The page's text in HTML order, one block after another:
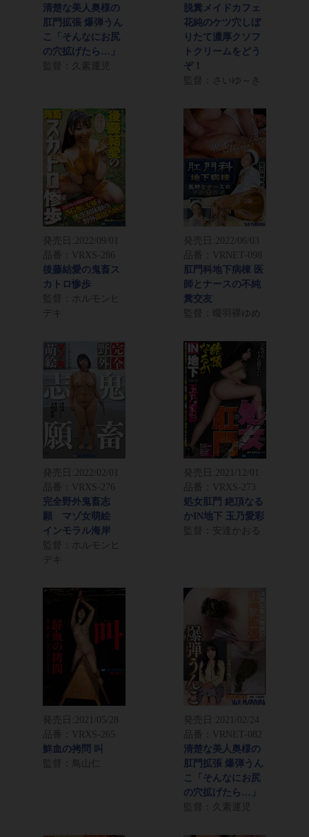
清楚な美人奥様の
肛門拡張 爆弾うん
こ「そんなにお尻
の穴拡げたら…」
監督：久素運児
脱糞メイドカフェ
花純のケツ穴しぼ
りたて濃厚クソフ
トクリームをどう
ぞ！
監督：さいゆ～き
発売日:
2022/09/01
品番：VRXS-286
後藤結愛の鬼畜ス
カトロ惨歩
監督：ホルモンヒ
デキ
発売日:
2022/06/03
品番：VRNET-098
肛門科地下病棟 医
師とナースの不純
糞交友
監督：曖羽裸ゆめ
発売日: 2022/02/01
品番：VRXS-276
完全野外鬼畜志
願 マゾ女萌絵
インモラル海岸
監督：ホルモンヒ
デキ
発売日: 2021/12/01
品番：VRXS-273
処女肛門 絶頂なる
かIN地下 玉乃愛彩
監督：安達かおる
発売日:
2021/05/28
品番：VRXS-265
鮮血の拷問 叫
監督：鳥山仁
発売日:
2021/02/24
品番：VRNET-082
清楚な美人奥様の
肛門拡張 爆弾うん
こ「そんなにお尻
の穴拡げたら…」
監督：久素運児